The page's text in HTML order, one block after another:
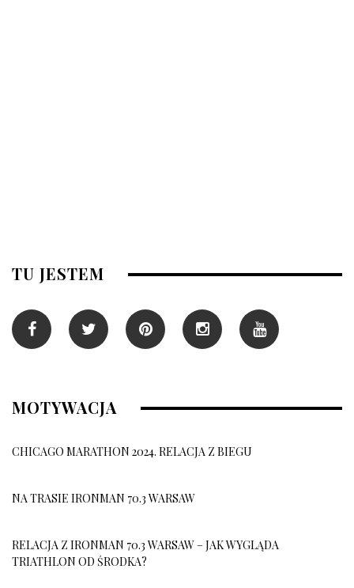
TU JESTEM
MOTYWACJA
CHICAGO MARATHON 2024. RELACJA Z BIEGU
NA TRASIE IRONMAN 70.3 WARSAW
RELACJA Z IRONMAN 70.3 WARSAW – JAK WYGLĄDA
TRIATHLON OD ŚRODKA?